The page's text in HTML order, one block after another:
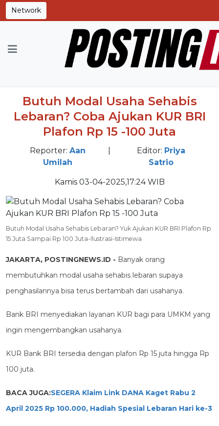
Network
Butuh Modal Usaha Sehabis
Lebaran? Coba Ajukan KUR BRI
Plafon Rp 15 -100 Juta
Reporter: Aan
Umilah
Editor: Priya
Satrio
Kamis 03-04-2025,17:24 WIB
Butuh Modal Usaha Sehabis Lebaran? Yuk Ajukan KUR BRI Plafon Rp
15 Juta Sampai Rp 100 Juta-Ilustrasi-Istimewa
JAKARTA, POSTINGNEWS.ID - Banyak orang
membutuhkan modal usaha sehabis lebaran supaya
penghasilannya bisa terus bertambah dari usahanya.
Bank BRI menyediakan layanan KUR bagi para UMKM yang
ingin mengembangkan usahanya.
KUR Bank BRI tersedia dengan plafon Rp 15 juta hingga Rp
100 juta.
BACA JUGA:SEGERA Klaim Link DANA Kaget Rabu 2
April 2025 Rp 100.000, Hadiah Spesial Lebaran Hari ke-3